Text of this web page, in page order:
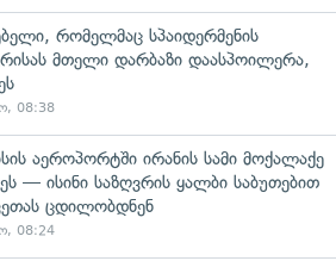
რომელმაც სპაიდერმენის
მთელი დარბაზი დაასპოილერა,
08:38
აეროპორტში ირანის სამი მოქალაქე
— ისინი საზღვრის ყალბი საბუთებით
ცდილობდნენ
08:24